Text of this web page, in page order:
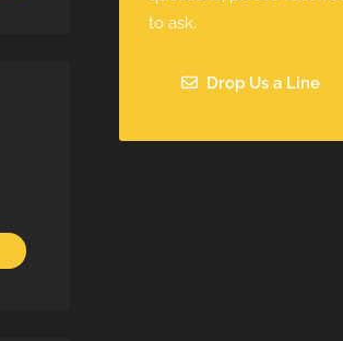
to ask.
Drop Us a Line